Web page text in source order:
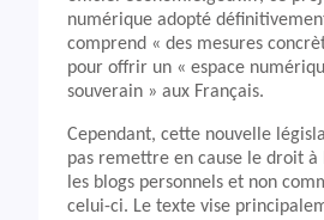
numérique adopté
comprend « des mesures
pour offrir un « espace
souverain » aux Français.
Cependant, cette nouvelle
pas remettre en cause le droit à
les blogs personnels et non
celui-ci. Le texte vise